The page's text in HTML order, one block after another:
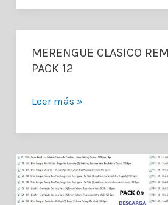
del
Ayer
MERENGUE CLASICO
PACK 12
MERENGUE
REMIX
2025
–
PACK
12
Leer más »